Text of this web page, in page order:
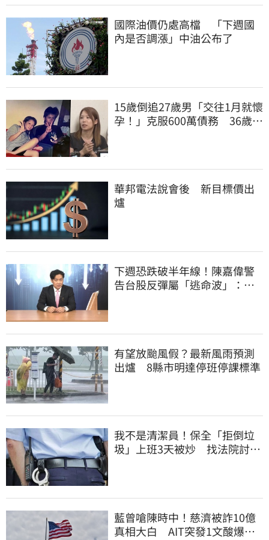
國際油價仍處高檔 「下週國
內是否調漲」中油公布了
15歲倒追27歲男「交往1月就懷
孕！」克服600萬債務 36歲美
華邦電法說會後 新目標價出
爐
下週恐跌破半年線！陳嘉偉警
告台股反彈屬「逃命波」：空
有望放颱風假？最新風雨預測
出爐 8縣市明達停班停課標準
我不是清潔員！保全「拒倒垃
圾」上班3天被炒 找法院討公
藍曾嗆陳時中！慈濟被詐10億
真相大白 AIT突發1文酸爆…